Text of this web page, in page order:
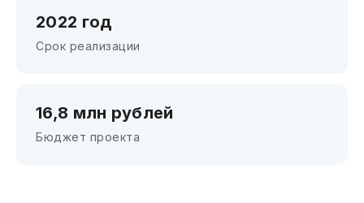
2022 год
Срок реализации
16,8 млн рублей
Бюджет проекта